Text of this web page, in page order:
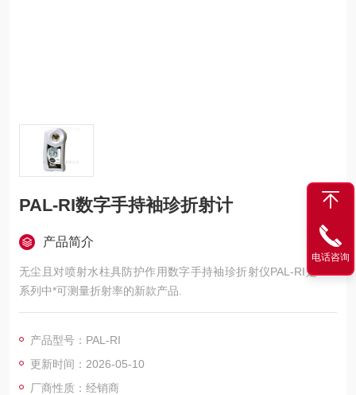
PAL-RI数字手持袖珍折射计
产品简介
无尘且对喷射水柱具防护作用数字手持袖珍折射仪PAL-RI是PAL
系列中*可测量折射率的新款产品.
产品型号：PAL-RI
更新时间：2026-05-10
厂商性质：经销商
电话咨询